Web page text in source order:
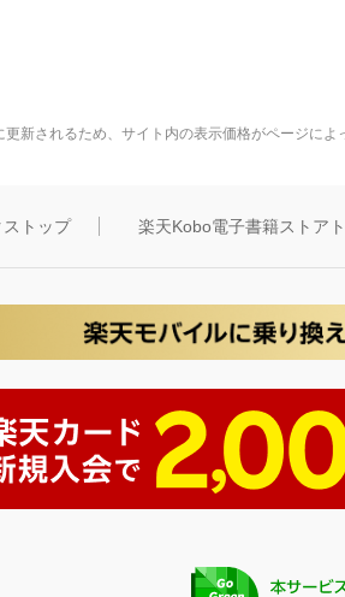
新されるため、サイト内の表示価格がページに
トップ 楽天Kobo電子書籍ストア